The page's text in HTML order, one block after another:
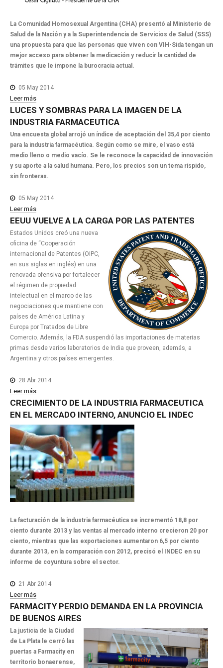
La Comunidad Homosexual Argentina (CHA) presentó al Ministerio de
Salud de la Nación y a la Superintendencia de Servicios de Salud (SSS)
una propuesta para que las personas que viven con VIH-Sida tengan un
mejor acceso para obtener la medicación y reducir la cantidad de
trámites que le impone la burocracia actual.
05 May 2014
Leer más
LUCES Y SOMBRAS PARA LA IMAGEN DE LA
INDUSTRIA FARMACEUTICA
Una encuesta global arrojó un índice de aceptación del 35,4 por ciento
para la industria farmacéutica. Según como se mire, el vaso está
medio lleno o medio vacío. Se le reconoce la capacidad de innovación
y su aporte a la salud humana. Pero, los precios son un tema ríspido,
sin fronteras.
05 May 2014
Leer más
EEUU VUELVE A LA CARGA POR LAS PATENTES
Estados Unidos creó una nueva
oficina de “Cooperación
internacional de Patentes (OIPC,
en sus siglas en inglés) en una
renovada ofensiva por fortalecer
el régimen de propiedad
intelectual en el marco de las
negociaciones que mantiene con
países de América Latina y
Europa por Tratados de Libre
Comercio. Además, la FDA suspendió las importaciones de materias
primas desde varios laboratorios de India que proveen, además, a
Argentina y otros países emergentes.
28 Abr 2014
Leer más
CRECIMIENTO DE LA INDUSTRIA FARMACEUTICA
EN EL MERCADO INTERNO, ANUNCIO EL INDEC
La facturación de la industria farmacéutica se incrementó 18,8 por
ciento durante 2013 y las ventas al mercado interno crecieron 20 por
ciento, mientras que las exportaciones aumentaron 6,5 por ciento
durante 2013, en la comparación con 2012, precisó el INDEC en su
informe de coyuntura sobre el sector.
21 Abr 2014
Leer más
FARMACITY PERDIO DEMANDA EN LA PROVINCIA
DE BUENOS AIRES
La justicia de la Ciudad
de La Plata le cerró las
puertas a Farmacity en
territorio bonaerense,